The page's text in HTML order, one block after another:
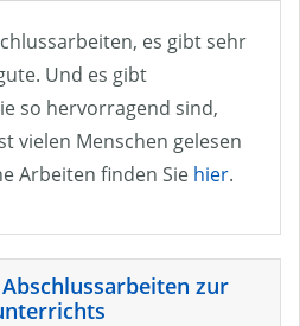
es gibt sehr
Und es gibt
so hervorragend sind,
vielen Menschen gelesen
Arbeiten finden Sie hier.
zur